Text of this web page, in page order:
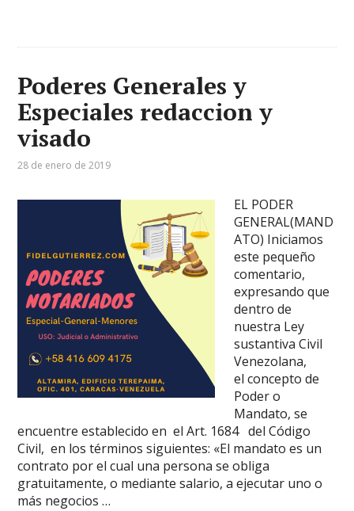
Poderes Generales y
Especiales redaccion y
visado
28 de enero de 2019
EL PODER
GENERAL(MAND
ATO) Iniciamos
este pequeño
comentario,
expresando que
dentro de
nuestra Ley
sustantiva Civil
Venezolana,
el concepto de
Poder o
Mandato, se
encuentre establecido en el Art. 1684 del Código
Civil, en los términos siguientes: «El mandato es un
contrato por el cual una persona se obliga
gratuitamente, o mediante salario, a ejecutar uno o
más negocios …